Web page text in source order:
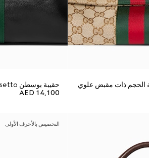
حقيبة بوسطن Borsetto كبيرة الحجم
AED 14,100
التخصيص بالأحرف الأولى